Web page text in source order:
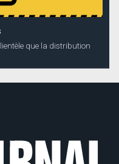
que la distribution